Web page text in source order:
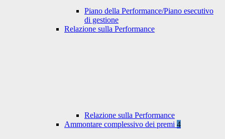
Piano della Performance/Piano esecutivo
di gestione
Relazione sulla Performance
Relazione sulla Performance
Ammontare complessivo dei premi 4